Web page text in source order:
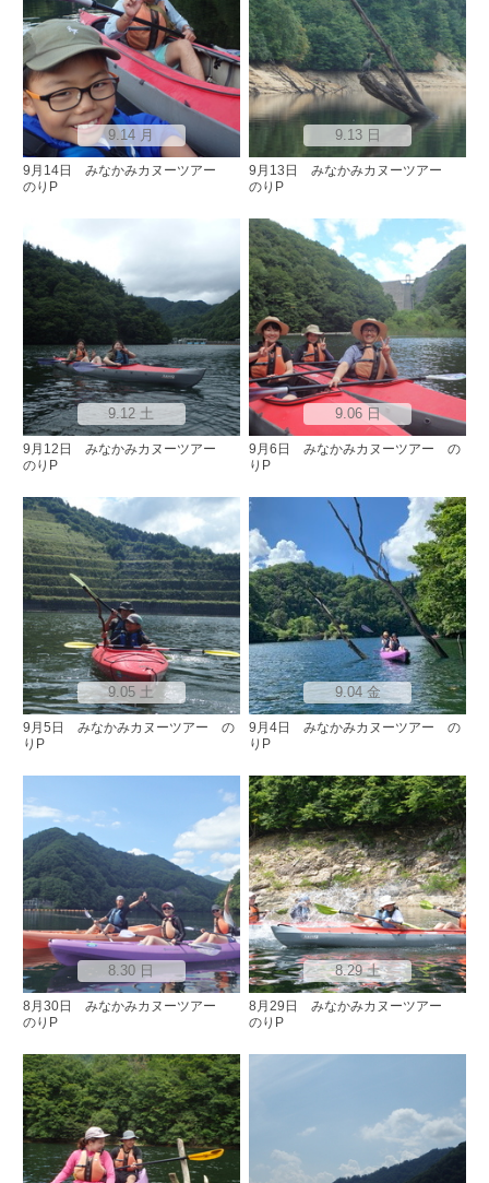
9.14 月
9月14日 みなかみカヌーツアー
のりP
9.13 日
9月13日 みなかみカヌーツアー
のりP
9.12 土
9月12日 みなかみカヌーツアー
のりP
9.06 日
9月6日 みなかみカヌーツアー の
りP
9.05 土
9月5日 みなかみカヌーツアー の
りP
9.04 金
9月4日 みなかみカヌーツアー の
りP
8.30 日
8月30日 みなかみカヌーツアー
のりP
8.29 土
8月29日 みなかみカヌーツアー
のりP